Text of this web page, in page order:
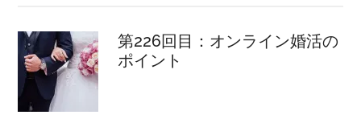
第226回目：オンライン婚活の
ポイント